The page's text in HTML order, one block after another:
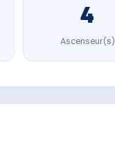
4
Ascenseur(s)